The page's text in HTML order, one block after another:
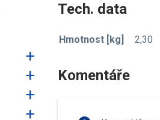
+
+
+
+
Tech. data
Hmotnost [kg] 2,30
Komentáře